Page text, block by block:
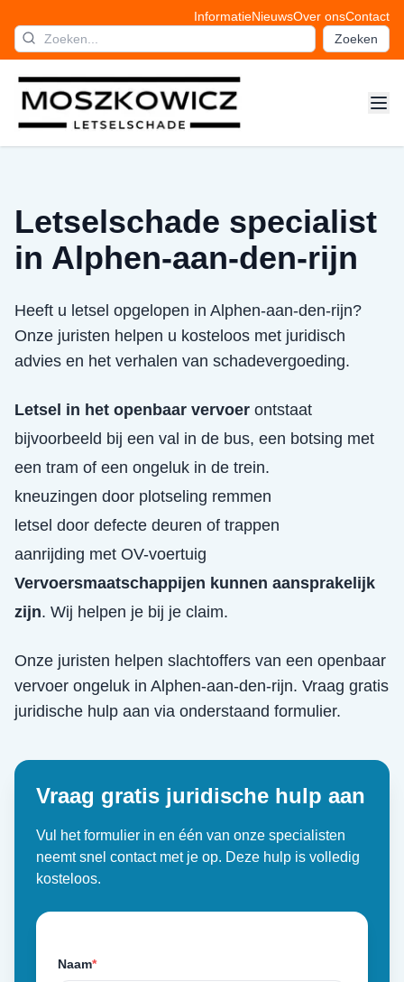
InformatieNieuwsOver onsContact
Zoeken
Letselschade specialist
in Alphen-aan-den-rijn
Heeft u letsel opgelopen in Alphen-aan-den-rijn?
Onze juristen helpen u kosteloos met juridisch
advies en het verhalen van schadevergoeding.
Letsel in het openbaar vervoer ontstaat
bijvoorbeeld bij een val in de bus, een botsing met
een tram of een ongeluk in de trein.
kneuzingen door plotseling remmen
letsel door defecte deuren of trappen
aanrijding met OV-voertuig
Vervoersmaatschappijen kunnen aansprakelijk
zijn. Wij helpen je bij je claim.
Onze juristen helpen slachtoffers van een openbaar
vervoer ongeluk in Alphen-aan-den-rijn. Vraag gratis
juridische hulp aan via onderstaand formulier.
Vraag gratis juridische hulp aan
Vul het formulier in en één van onze specialisten
neemt snel contact met je op. Deze hulp is volledig
kosteloos.
Naam*